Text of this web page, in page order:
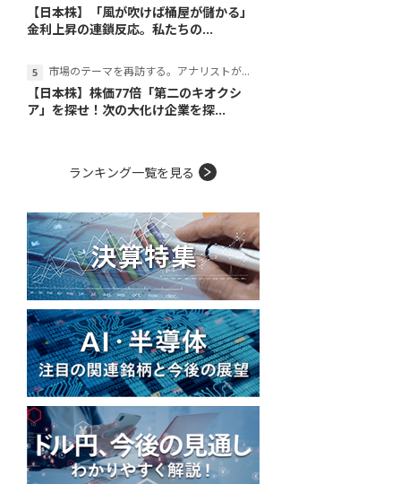
【日本株】「風が吹けば桶屋が儲かる」
金利上昇の連鎖反応。私たちの...
市場のテーマを再訪する。アナリストが読み解くテーマの本質
【日本株】株価77倍「第二のキオクシ
ア」を探せ！次の大化け企業を探...
ランキング一覧を見る